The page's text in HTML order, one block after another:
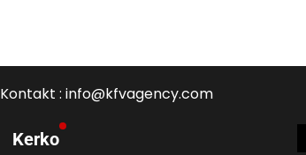
Kontakt : info@kfvagency.com
Kerko